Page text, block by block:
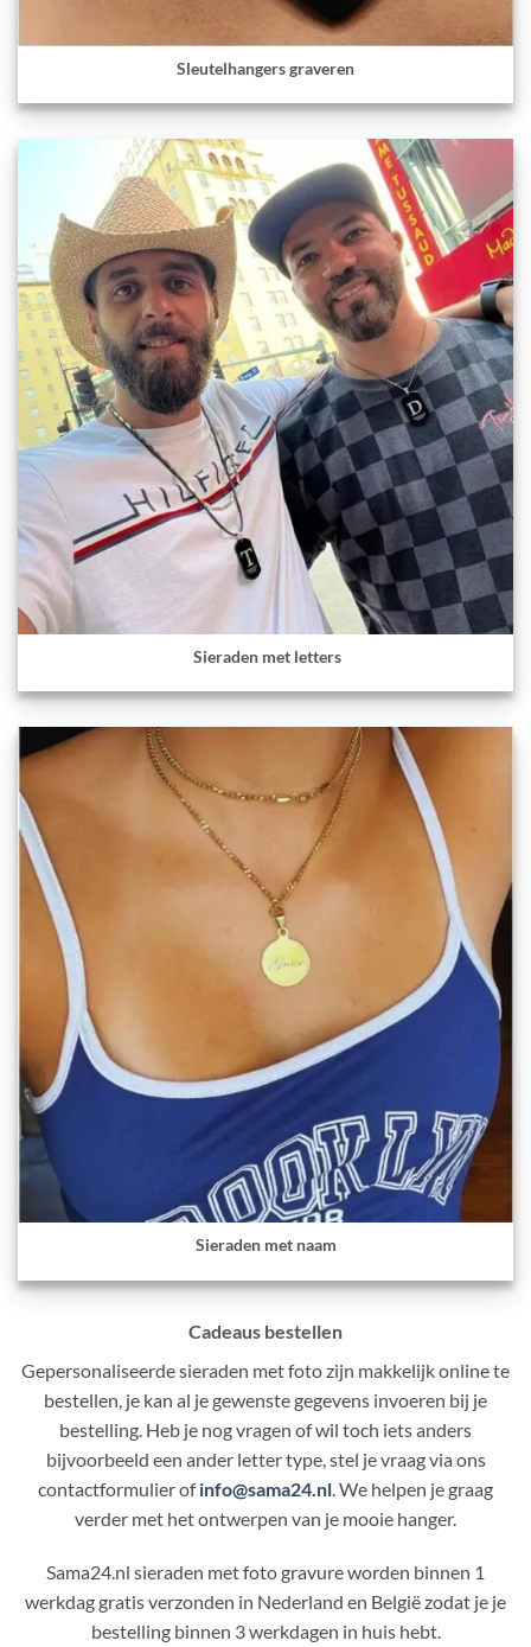
Sleutelhangers graveren
Sieraden met letters
Sieraden met naam
Cadeaus bestellen
Gepersonaliseerde sieraden met foto zijn makkelijk online te
bestellen, je kan al je gewenste gegevens invoeren bij je
bestelling. Heb je nog vragen of wil toch iets anders
bijvoorbeeld een ander letter type, stel je vraag via ons
contactformulier ofinfo@sama24.nl . We helpen je graag
verder met het ontwerpen van je mooie hanger.
Sama24.nl sieraden met foto gravure worden binnen 1
werkdag gratis verzonden in Nederland en België zodat je je
bestelling binnen 3 werkdagen in huis hebt.